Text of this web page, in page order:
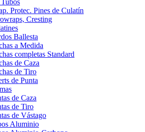
Protec. Pines de Culatín
Cresting
Ballesta
a Medida
completas Standard
de Caza
de Tiro
de Punta
de Caza
de Tiro
de Vástago
Aluminio